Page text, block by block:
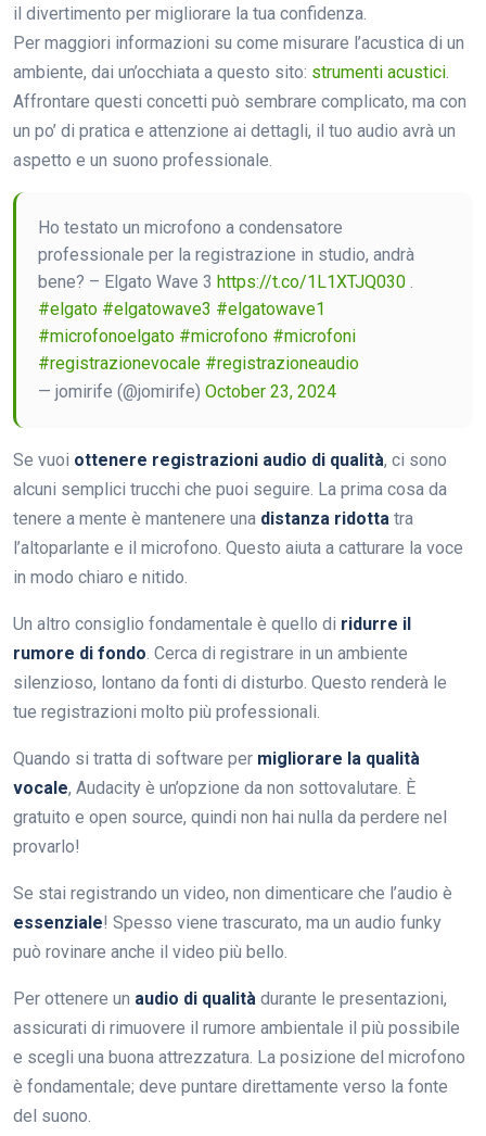
il divertimento per migliorare la tua confidenza.
Per maggiori informazioni su come misurare l’acustica di un
ambiente, dai un’occhiata a questo sito: strumenti acustici.
Affrontare questi concetti può sembrare complicato, ma con
un po’ di pratica e attenzione ai dettagli, il tuo audio avrà un
aspetto e un suono professionale.
Ho testato un microfono a condensatore
professionale per la registrazione in studio, andrà
bene? – Elgato Wave 3 https://t.co/1L1XTJQ030 .
#elgato #elgatowave3 #elgatowave1
#microfonoelgato #microfono #microfoni
#registrazionevocale #registrazioneaudio
— jomirife (@jomirife) October 23, 2024
Se vuoi ottenere registrazioni audio di qualità, ci sono
alcuni semplici trucchi che puoi seguire. La prima cosa da
tenere a mente è mantenere una distanza ridotta tra
l’altoparlante e il microfono. Questo aiuta a catturare la voce
in modo chiaro e nitido.
Un altro consiglio fondamentale è quello di ridurre il
rumore di fondo. Cerca di registrare in un ambiente
silenzioso, lontano da fonti di disturbo. Questo renderà le
tue registrazioni molto più professionali.
Quando si tratta di software per migliorare la qualità
vocale, Audacity è un’opzione da non sottovalutare. È
gratuito e open source, quindi non hai nulla da perdere nel
provarlo!
Se stai registrando un video, non dimenticare che l’audio è
essenziale! Spesso viene trascurato, ma un audio funky
può rovinare anche il video più bello.
Per ottenere un audio di qualità durante le presentazioni,
assicurati di rimuovere il rumore ambientale il più possibile
e scegli una buona attrezzatura. La posizione del microfono
è fondamentale; deve puntare direttamente verso la fonte
del suono.